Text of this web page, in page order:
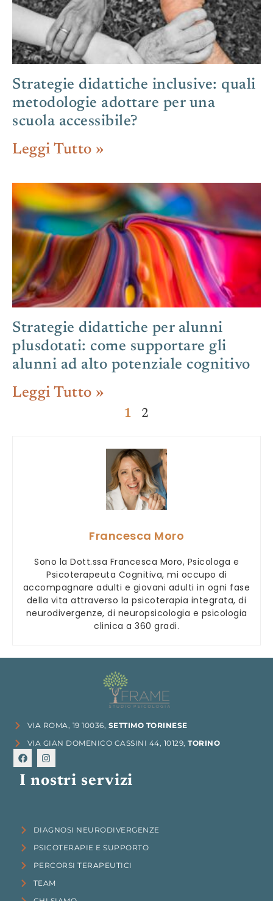
Strategie didattiche inclusive: quali
metodologie adottare per una
scuola accessibile?
Leggi Tutto »
Strategie didattiche per alunni
plusdotati: come supportare gli
alunni ad alto potenziale cognitivo
Leggi Tutto »
1 2
Francesca Moro
Sono la Dott.ssa Francesca Moro, Psicologa e
Psicoterapeuta Cognitiva, mi occupo di
accompagnare adulti e giovani adulti in ogni fase
della vita attraverso la psicoterapia integrata, di
neurodivergenze, di neuropsicologia e psicologia
clinica a 360 gradi.
VIA ROMA, 19 10036, SETTIMO TORINESE
VIA GIAN DOMENICO CASSINI 44, 10129, TORINO
I nostri servizi
DIAGNOSI NEURODIVERGENZE
PSICOTERAPIE E SUPPORTO
PERCORSI TERAPEUTICI
TEAM